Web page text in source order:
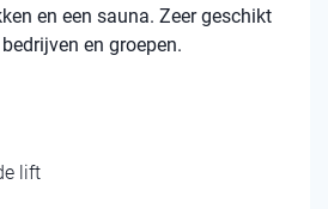
en een sauna. Zeer geschikt
en groepen.
lift